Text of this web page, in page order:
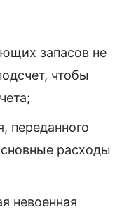
запасов не
чтобы
переданного
расходы
невоенная